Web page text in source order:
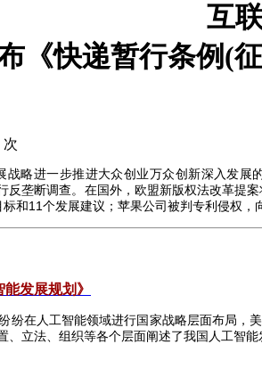
互
《快递暂行条例(
次
战略进一步推进大众创业万众创新深入发展
垄断调查。在国外，欧盟新版权法改革提
标和11个发展建议；苹果公司被判专利侵权，
发展规划》
在人工智能领域进行国家战略层面布局
立法、组织等各个层面阐述了我国人工智能